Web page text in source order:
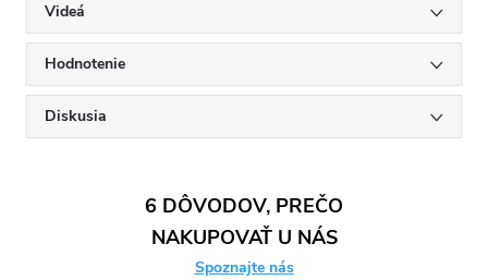
Videá
Hodnotenie
Diskusia
6 DÔVODOV, PREČO
NAKUPOVAŤ U NÁS
Spoznajte nás